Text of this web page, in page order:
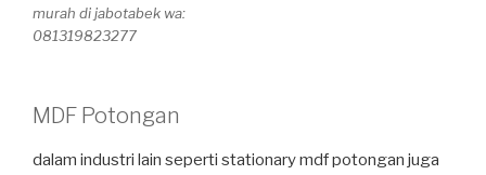
murah di jabotabek wa:
081319823277
MDF Potongan
dalam industri lain seperti stationary mdf potongan juga